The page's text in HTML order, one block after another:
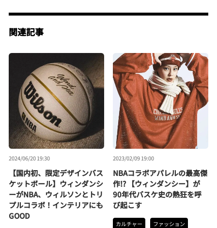
関連記事
2024/06/20 19:30
【国内初、限定デザインバス
ケットボール】ウィンダンシ
ーがNBA、ウィルソンとトリ
プルコラボ！インテリアにも
GOOD
2023/02/09 19:00
NBAコラボアパレルの最高傑
作!? 【ウィンダンシー】が
90年代バスケ史の熱狂を呼
び起こす
カルチャー ファッション